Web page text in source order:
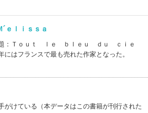
ｌｉｓｓａ
題：Ｔｏｕｔ ｌｅ ｂｌｅｕ ｄｕ ｃｉｅ
はフランスで最も売れた作家となった。
けている（本データはこの書籍が刊行された